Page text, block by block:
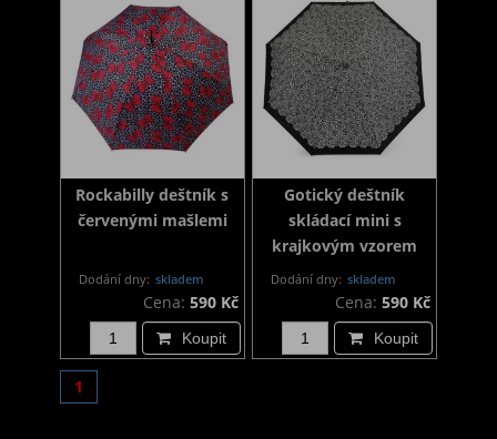
Rockabilly deštník s
červenými mašlemi
Dodání dny: skladem
Cena: 590 Kč
Koupit
Gotický deštník
skládací mini s
krajkovým vzorem
Dodání dny: skladem
Cena: 590 Kč
Koupit
1